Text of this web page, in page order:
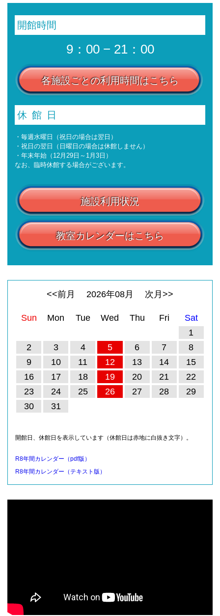
開館時間
9：00 − 21：00
各施設ごとの利用時間はこちら
休館日
・毎週水曜日（祝日の場合は翌日）
・祝日の翌日（日曜日の場合は休館しません）
・年末年始（12月29日～1月3日）
なお、臨時休館する場合がございます。
施設利用状況
教室カレンダーはこちら
<<前月 2026年08 月 次月>>
Sun Mon Tue Wed Thu Fri
Sat
1
2
3 4 5 6 7
8
9
10 11 12 13 14
15
16
17 18 19 20 21
22
23
24 25 26 27 28
29
30
31
開館日、休館日を表示しています（休館日は赤地に白抜き文字）。
R8年間カレンダー（pdf版）
R8年間カレンダー（テキスト版）